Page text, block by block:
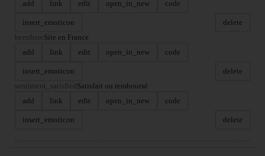
add
link edit open_in_new code
insert_emoticon
delete
beenhereSite en France
add
link edit open_in_new code
insert_emoticon
delete
sentiment_satisfied Satisfait ou remboursé
add
link edit open_in_new code
insert_emoticon delete